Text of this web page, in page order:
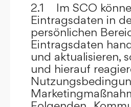
2.1 Im SCO
Eintragsdaten in
persönlichen
Eintragsdaten
und aktualisieren,
und hierauf